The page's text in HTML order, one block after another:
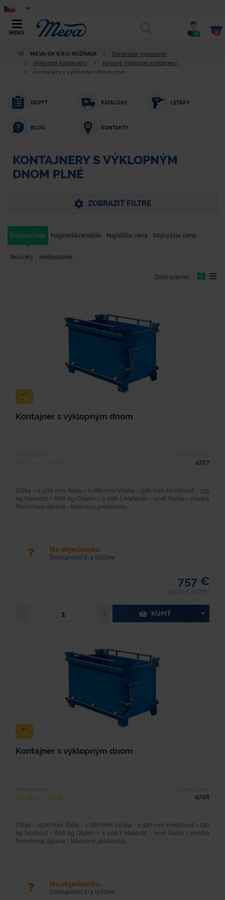
MENU 0 0
MEVA-SK S.R.O. ROŽŇAVA
Dielenské vybavenie
Výklopné kontajnery
Kovové výklopné kontajnery
Kontajnery s výklopným dnom plné
DOPYT KATALÓGY LETÁKY
BLOG KONTAKTY
KONTAJNERY S VÝKLOPNÝM
DNOM PLNÉ
ZOBRAZIŤ FILTRE
Doporučené Najpredávanejšie Najnižšia cena Najvyššia cena
Novinky Hodnotenie
Zobrazenie:
Kontajner s výklopným dnom
4727
Dĺžka - 1 500 mm Šírka - 1 080 mm Výška - 970 mm Hmotnosť - 135
kg Nosnosť - 800 kg Objem - 1 000 l Materiál - oceľ Farba - modrá
Povrchová úprava - lakovaný práškovou...
Na objednávku
Dostupnosť 2-4 týždne
757 €
KÚPIŤ
Kontajner s výklopným dnom
4728
Dĺžka - 1500 mm Šírka - 1 080 mm Výška - 1 320 mm Hmotnosť - 190
kg Nosnosť - 800 kg Objem - 1 500 l Materiál - oceľ Farba - modrá
Povrchová úprava - lakovaný práškovou...
Na objednávku
Dostupnosť 2-4 týždne